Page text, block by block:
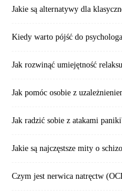
Jakie są alternatywy dla
Kiedy warto pójść do
Jak rozwinąć umiejętność
Jak pomóc osobie z
Jak radzić sobie z atakami
Jakie są najczęstsze mity o
Czym jest nerwica natręctw